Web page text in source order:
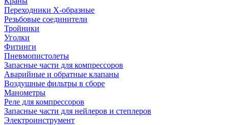
Переходники Х-образные
Резьбовые соединители
Тройники
Уголки
Фитинги
Пневмопистолеты
Запасные части для компрессоров
Аварийные и обратные клапаны
Воздушные фильтры в сборе
Манометры
Реле для компрессоров
Запасные части для нейлеров и степлеров
Электроинструмент